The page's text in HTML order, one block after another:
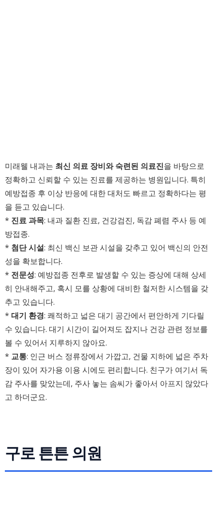
미래웰 내과는 최신 의료 장비와 숙련된 의료진을 바탕으로
정확하고 신뢰할 수 있는 진료를 제공하는 병원입니다. 특히
예방접종 후 이상 반응에 대한 대처도 빠르고 정확하다는 평
을 듣고 있습니다.
* 진료 과목: 내과 질환 진료, 건강검진, 독감 폐렴 주사 등 예
방접종.
* 첨단 시설: 최신 백신 보관 시설을 갖추고 있어 백신의 안전
성을 확보합니다.
* 전문성: 예방접종 전후로 발생할 수 있는 증상에 대해 상세
히 안내해주고, 혹시 모를 상황에 대비한 철저한 시스템을 갖
추고 있습니다.
* 대기 환경: 쾌적하고 넓은 대기 공간에서 편안하게 기다릴
수 있습니다. 대기 시간이 길어져도 잡지나 건강 관련 정보를
볼 수 있어서 지루하지 않아요.
* 교통: 인근 버스 정류장에서 가깝고, 건물 지하에 넓은 주차
장이 있어 자가용 이용 시에도 편리합니다. 친구가 여기서 독
감 주사를 맞았는데, 주사 놓는 솜씨가 좋아서 아프지 않았다
고 하더군요.
구로 튼튼 의원